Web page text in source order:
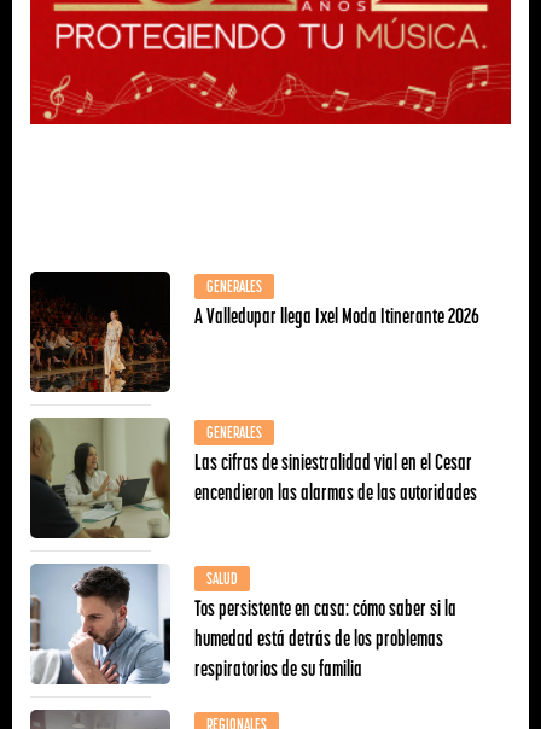
GENERALES
A Valledupar llega Ixel Moda Itinerante 2026
GENERALES
Las cifras de siniestralidad vial en el Cesar
encendieron las alarmas de las autoridades
SALUD
Tos persistente en casa: cómo saber si la
humedad está detrás de los problemas
respiratorios de su familia
REGIONALES